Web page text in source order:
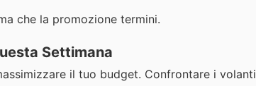
che la promozione termini.
Settimana
il tuo budget. Confrontare i